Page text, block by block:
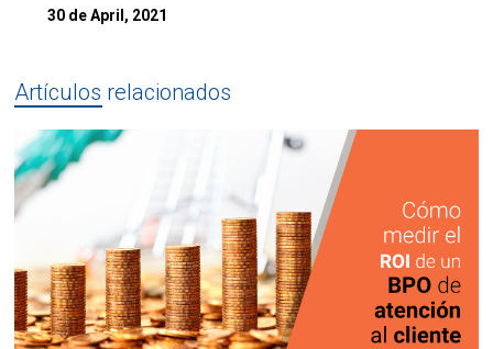
30 de April, 2021
Artículos relacionados